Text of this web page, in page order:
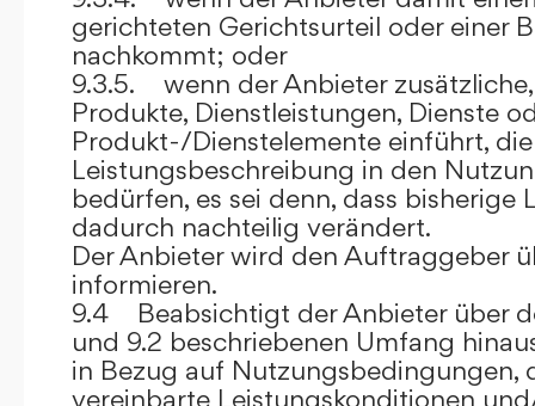
gerichteten Gerichtsurteil oder einer
nachkommt; oder
9.3.5. wenn der Anbieter
Produkte, Dienstleistungen, Dienste
Produkt-/Dienstelemente einführt,
Leistungsbeschreibung in den
bedürfen, es sei denn, dass bisherige
dadurch nachteilig verändert.
Der Anbieter wird den Auftraggeber
informieren.
9.4 Beabsichtigt der Anbieter über
und 9.2 beschriebenen Umfang
in Bezug auf Nutzungsbedingungen,
vereinbarte Leistungskonditionen